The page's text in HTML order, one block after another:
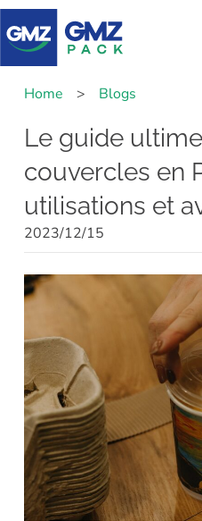
Home > Blogs
Le guide
couvercles en
utilisations et
2023/12/15